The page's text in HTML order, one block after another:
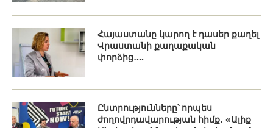
Հայաստանը կարող է դասեր քաղել
Վրաստանի քաղաքական
փորձից․...
Ընտրությունները՝ որպես
ժողովրդավարության հիմք․ «Ալիք